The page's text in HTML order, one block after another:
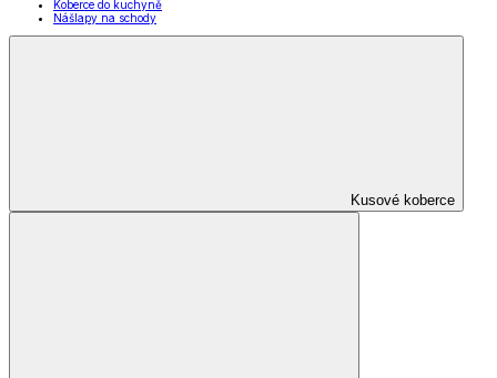
Koberce do kuchyně
Nášlapy na schody
Kusové koberce